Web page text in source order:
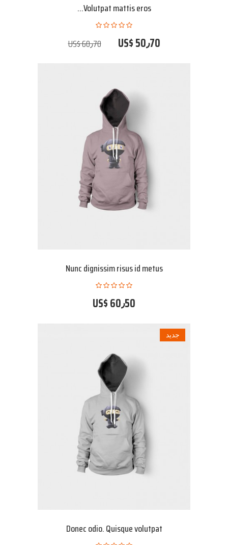
Volutpat mattis eros...
US$ 50٫70 US$ 60٫70
Nunc dignissim risus id metus
US$ 60٫50
جديد
Donec odio. Quisque volutpat